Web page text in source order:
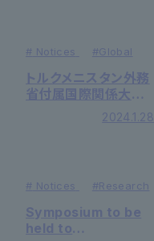
# Notices #Global
トルクメニスタン外務
省付属国際関係大学
と学術交流協定を調
2024.1.28
# Notices #Research
Symposium to be
held to